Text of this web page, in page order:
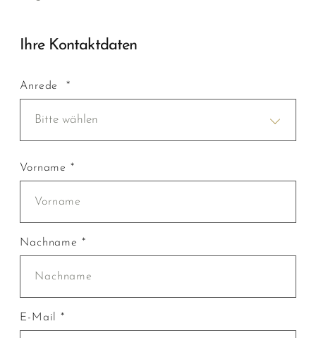
Ihre Kontaktdaten
Anrede *
Bitte wählen
Vorname *
Nachname *
E-Mail *